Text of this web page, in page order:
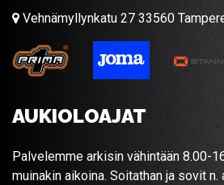
Vehnämyllynkatu 27 33560
AUKIOLOAJAT
Palvelemme arkisin vähintään 8.00-
muinakin aikoina. Soitathan ja sovit n.